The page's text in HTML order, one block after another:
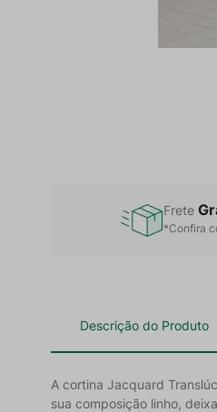
Frete
*Confira
Descrição do Produto
A cortina Jacquard
sua composição linho,